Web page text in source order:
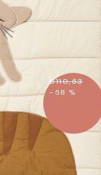
€119,53
–58 %